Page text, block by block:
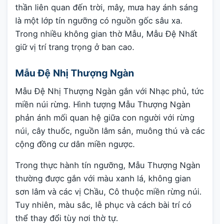
thần liên quan đến trời, mây, mưa hay ánh sáng
là một lớp tín ngưỡng có nguồn gốc sâu xa.
Trong nhiều không gian thờ Mẫu, Mẫu Đệ Nhất
giữ vị trí trang trọng ở ban cao.
Mẫu Đệ Nhị Thượng Ngàn
Mẫu Đệ Nhị Thượng Ngàn gắn với Nhạc phủ, tức
miền núi rừng. Hình tượng Mẫu Thượng Ngàn
phản ánh mối quan hệ giữa con người với rừng
núi, cây thuốc, nguồn lâm sản, muông thú và các
cộng đồng cư dân miền ngược.
Trong thực hành tín ngưỡng, Mẫu Thượng Ngàn
thường được gắn với màu xanh lá, không gian
sơn lâm và các vị Chầu, Cô thuộc miền rừng núi.
Tuy nhiên, màu sắc, lễ phục và cách bài trí có
thể thay đổi tùy nơi thờ tự.